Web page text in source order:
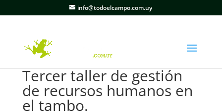
info@todoelcampo.com.uy
Tercer taller de gestión
de recursos humanos en
el tambo.